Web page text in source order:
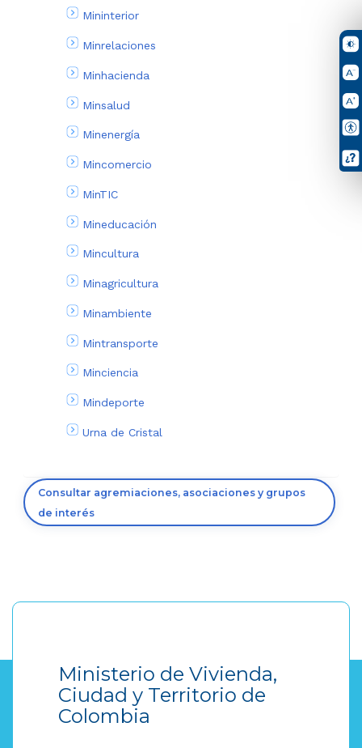
Mininterior
Minrelaciones
Minhacienda
Minsalud
Minenergía
Mincomercio
MinTIC
Mineducación
Mincultura
Minagricultura
Minambiente
Mintransporte
Minciencia
Mindeporte
Urna de Cristal
Consultar agremiaciones, asociaciones y grupos
de interés
Ministerio de Vivienda,
Ciudad y Territorio de
Colombia